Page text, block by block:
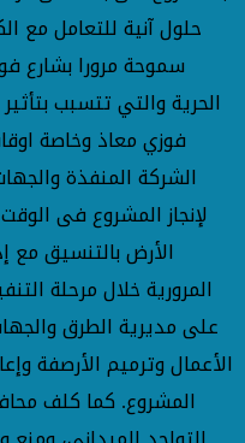
حلول آنية للتعامل مع
سموحة مرورا بشارع
الحرية والتي تتسبب
فوزي معاذ وخاصة
الشركة المنفذة
لإنجاز المشروع فى
الأرض بالتنسيق مع
المرورية خلال مرحلة
على مديرية الطرق
الأعمال وترميم الأرصفة
المشروع. كما كلف